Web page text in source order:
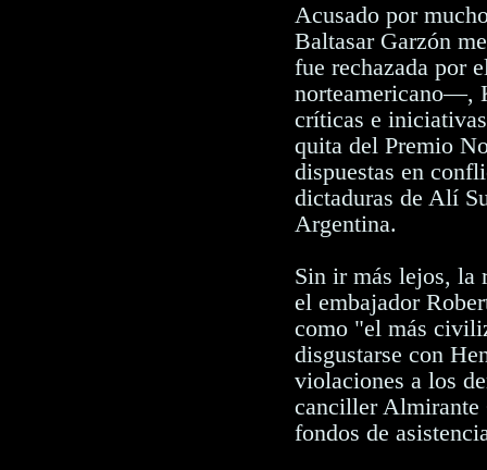
Acusado por
Baltasar Garzón
fue rechazada por
norteamericano—,
críticas e
quita del Premio
dispuestas en
dictaduras de Alí
Argentina.
Sin ir más lejos, la
el embajador
como "el más
disgustarse con
violaciones a los
canciller Almirante
fondos de